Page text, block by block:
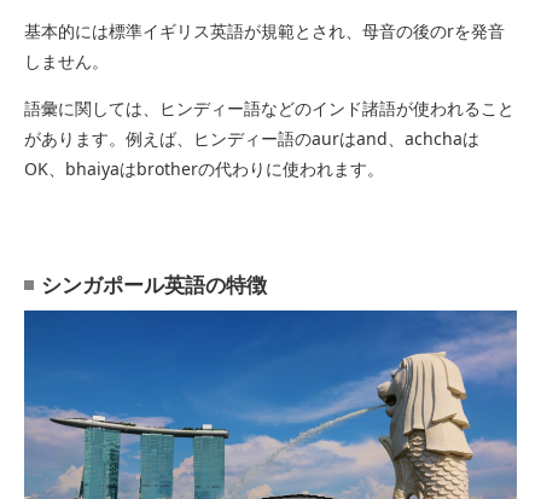
基本的には標準イギリス英語が規範とされ、母音の後のrを発音
しません。
語彙に関しては、ヒンディー語などのインド諸語が使われること
があります。例えば、ヒンディー語のaurはand、achchaは
OK、bhaiyaはbrotherの代わりに使われます。
シンガポール英語の特徴